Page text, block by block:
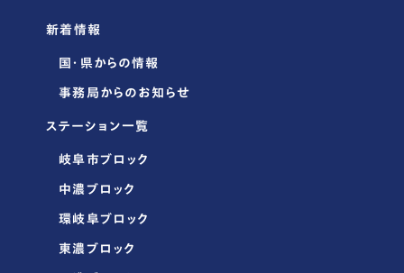
新着情報
国・県からの情報
事務局からのお知らせ
ステーション一覧
岐阜市ブロック
中濃ブロック
環岐阜ブロック
東濃ブロック